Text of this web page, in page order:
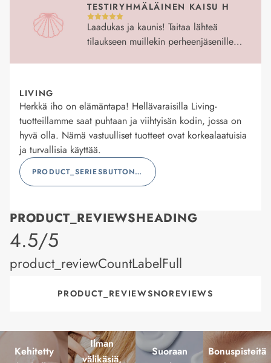
TESTIRYHMÄLÄINEN KAISU H
Laadukas ja kaunis! Taitaa lähteä
tilaukseen muillekin perheenjäsenille…
LIVING
Herkkä iho on elämäntapa! Hellävaraisilla Living-
tuotteillamme saat puhtaan ja viihtyisän kodin, jossa on
hyvä olla. Nämä vastuulliset tuotteet ovat korkealaatuisia
ja turvallisia käyttää.
PRODUCT_SERIESBUTTONLABEL
PRODUCT_REVIEWSHEADING
product_rating
4.5/5
product_reviewCountLabelFull
PRODUCT_REVIEWSNOREVIEWS
Kehitetty
Ilman
välikäsiä,
Suoraan
Bonuspisteitä